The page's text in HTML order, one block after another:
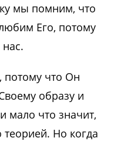
мы помним, что
Его, потому
что Он
образу и
мало что значит,
теорией. Но когда